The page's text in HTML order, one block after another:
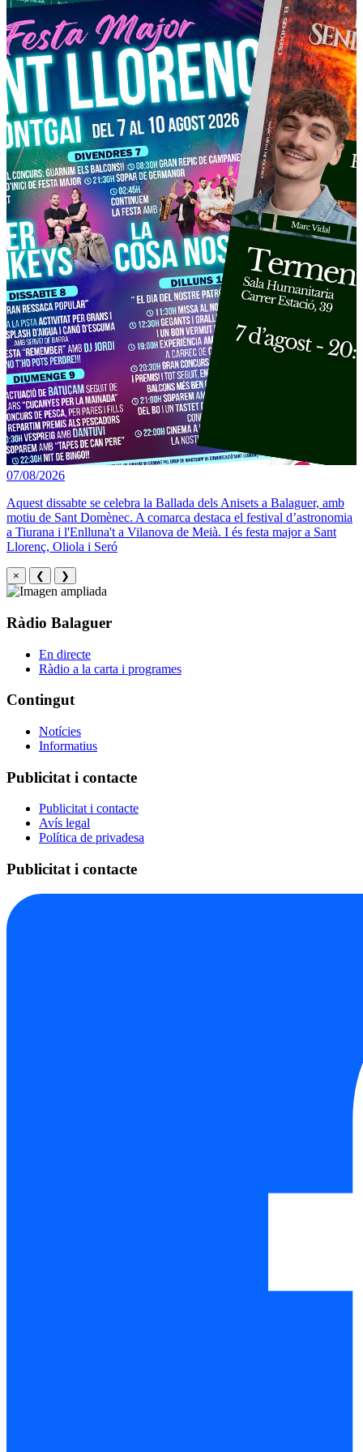
07/08/2026
Aquest dissabte se celebra la Ballada dels Anisets a Balaguer, amb
motiu de Sant Domènec. A comarca destaca el festival d’astronomia
a Tiurana i l'Enlluna't a Vilanova de Meià. I és festa major a Sant
Llorenç, Oliola i Seró
× ❮ ❯
Ràdio Balaguer
En directe
Ràdio a la carta i programes
Contingut
Notícies
Informatius
Publicitat i contacte
Publicitat i contacte
Avís legal
Política de privadesa
Publicitat i contacte